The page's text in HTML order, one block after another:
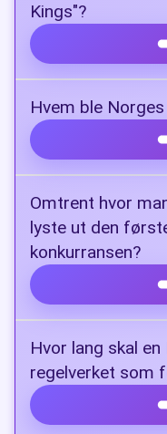
Kings"?
Hvem ble
Omtrent hvor
lyste ut den
konkurransen?
Hvor lang skal
regelverket som